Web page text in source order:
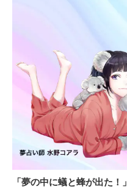
「夢の中に蟻と蜂が出た！」